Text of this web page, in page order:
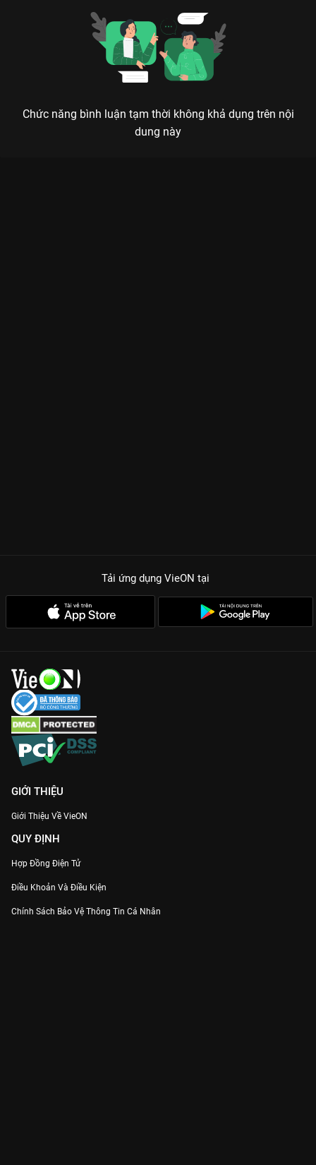
Chức năng bình luận tạm thời không khả dụng trên nội
dung này
Tải ứng dụng VieON tại
GIỚI THIỆU
Giới Thiệu Về VieON
QUY ĐỊNH
Hợp Đồng Điện Tử
Điều Khoản Và Điều Kiện
Chính Sách Bảo Vệ Thông Tin Cá Nhân